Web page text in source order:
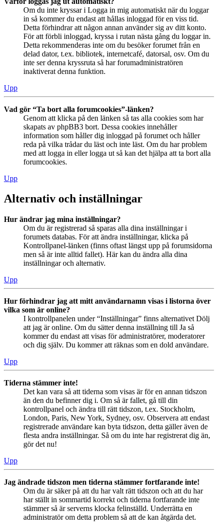
Om du inte kryssar i Logga in mig automatiskt när du loggar
in så kommer du endast att hållas inloggad för en viss tid.
Detta förhindrar att någon annan använder sig av ditt konto.
För att förbli inloggad, kryssa i rutan nästa gång du loggar in.
Detta rekommenderas inte om du besöker forumet från en
delad dator, t.ex. bibliotek, internetcafé, datorsal, osv. Om du
inte ser denna kryssruta så har forumadministratören
inaktiverat denna funktion.
Upp
Vad gör “Ta bort alla forumcookies”-länken?
Genom att klicka på den länken så tas alla cookies som har
skapats av phpBB3 bort. Dessa cookies innehåller
information som håller dig inloggad på forumet och håller
reda på vilka trådar du läst och inte läst. Om du har problem
med att logga in eller logga ut så kan det hjälpa att ta bort alla
forumcookies.
Upp
Alternativ och inställningar
Hur ändrar jag mina inställningar?
Om du är registrerad så sparas alla dina inställningar i
forumets databas. För att ändra inställningar, klicka på
Kontrollpanel-länken (finns oftast längst upp på forumsidorna
men så är inte alltid fallet). Här kan du ändra alla dina
inställningar och alternativ.
Upp
Hur förhindrar jag att mitt användarnamn visas i listorna över
vilka som är online?
I kontrollpanelen under “Inställningar” finns alternativet Dölj
att jag är online. Om du sätter denna inställning till Ja så
kommer du endast att visas för administratörer, moderatorer
och dig själv. Du kommer att räknas som en dold användare.
Upp
Tiderna stämmer inte!
Det kan vara så att tiderna som visas är för en annan tidszon
än den du befinner dig i. Om så är fallet, gå till din
kontrollpanel och ändra till rätt tidszon, t.ex. Stockholm,
London, Paris, New York, Sydney, osv. Observera att endast
registrerade användare kan byta tidszon, detta gäller även de
flesta andra inställningar. Så om du inte har registrerat dig än,
gör det nu!
Upp
Jag ändrade tidszon men tiderna stämmer fortfarande inte!
Om du är säker på att du har valt rätt tidszon och att du har
har ställt in sommartid korrekt och tiderna fortfarande inte
stämmer så är serverns klocka felinställd. Underrätta en
administratör om detta problem så att de kan åtgärda det.